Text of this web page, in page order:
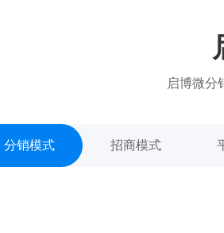
启博微分
分销模式 招商模式